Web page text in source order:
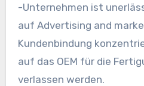
-Unternehmen ist
auf Advertising and
Kundenbindung
auf das OEM für die
verlassen werden.